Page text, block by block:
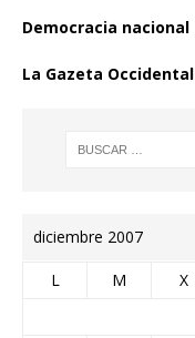
Democracia nacional
La Gazeta Occidental
diciembre 2007
L M X